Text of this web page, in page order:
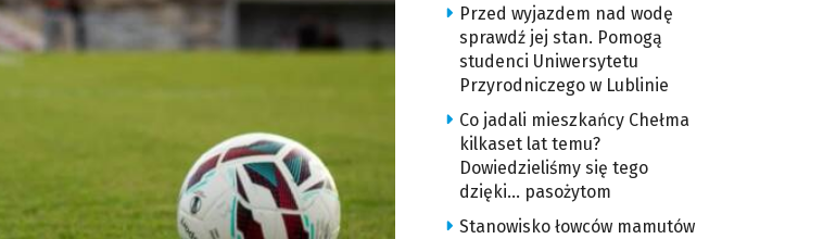
Przed wyjazdem nad wodę
sprawdź jej stan. Pomogą
studenci Uniwersytetu
Przyrodniczego w Lublinie
Co jadali mieszkańcy Chełma
kilkaset lat temu?
Dowiedzieliśmy się tego
dzięki… pasożytom
Stanowisko łowców mamutów